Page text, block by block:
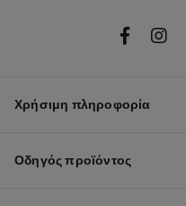
Χρήσιμη πληροφορία
Οδηγός προϊόντος